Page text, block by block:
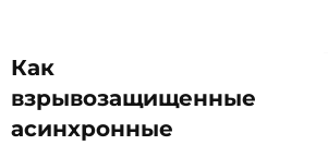
Как
взрывозащищенные
асинхронные